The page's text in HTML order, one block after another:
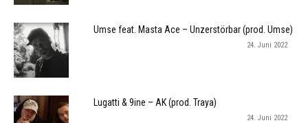
Umse feat. Masta Ace – Unzerstörbar (prod. Umse)
24. Juni 2022
Lugatti & 9ine – AK (prod. Traya)
24. Juni 2022